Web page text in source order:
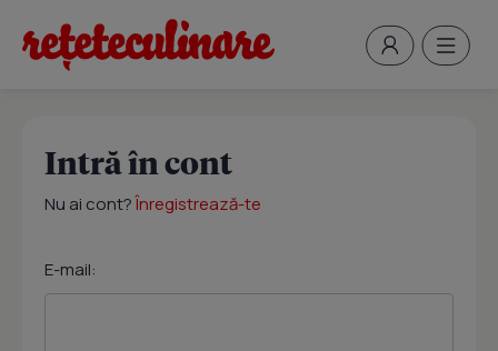
Intră în cont
Nu ai cont?Înregistrează-te
E-mail: